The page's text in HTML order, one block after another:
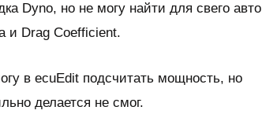
Dyno, но не могу найти для свего авто
и Drag Coefficient.
в ecuEdit подсчитать мощность, но
делается не смог.